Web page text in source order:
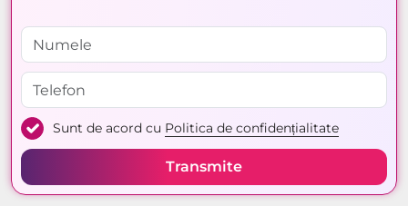
Sunt de acord cu Politica de confidențialitate
Transmite